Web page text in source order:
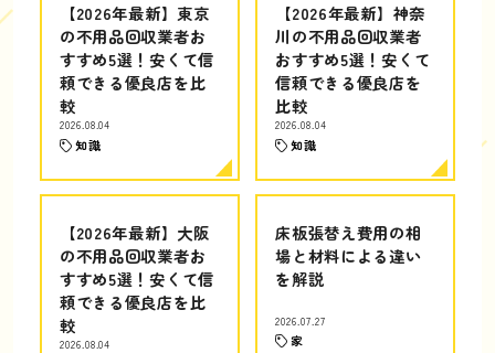
【2026年最新】東京
の不用品回収業者お
すすめ5選！安くて信
頼できる優良店を比
較
2026.08.04
知識
【2026年最新】神奈
川の不用品回収業者
おすすめ5選！安くて
信頼できる優良店を
比較
2026.08.04
知識
【2026年最新】大阪
の不用品回収業者お
すすめ5選！安くて信
頼できる優良店を比
較
2026.08.04
床板張替え費用の相
場と材料による違い
を解説
2026.07.27
家